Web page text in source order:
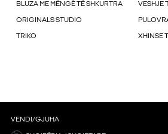
BLUZA ME MËNGË TË SHKURTRA VESHJE
ORIGINALS STUDIO
TRIKO XHINSE
VENDI/GJUHA